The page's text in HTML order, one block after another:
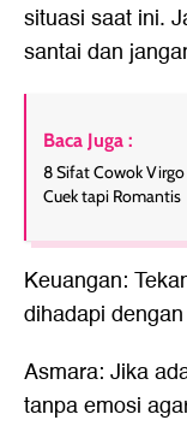
situasi saat ini.
santai dan
Baca Juga :
8 Sifat Cowok
Cuek tapi Romantis
Keuangan:
dihadapi
Asmara: Jika
tanpa emosi